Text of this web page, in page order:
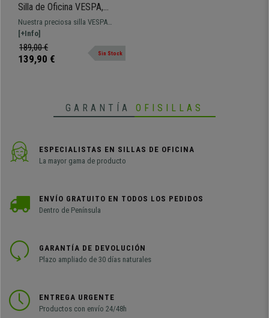
Silla de Oficina VESPA,
Soporte Lumbar, Brazos
Ajustables, Cómoda y
Bonita, En Tela y Malla
Naranja
Nuestra preciosa silla VESPA
presenta un diseño de líneas
redondeadas, ofreciendo la
comodidad que su atractivo
diseño deja entrever. Con soporte
[+Info]
189,00 €
139,90 € Sin Stock
GARANTÍA OFISILLAS
ESPECIALISTAS EN SILLAS DE OFICINA
La mayor gama de producto
ENVÍO GRATUITO EN TODOS LOS PEDIDOS
Dentro de Península
GARANTÍA DE DEVOLUCIÓN
Plazo ampliado de 30 días naturales
ENTREGA URGENTE
Productos con envío 24/48h